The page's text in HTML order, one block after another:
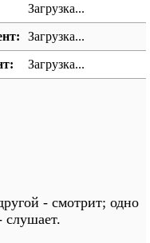
Загрузка...
Загрузка...
Загрузка...
- смотрит; одно